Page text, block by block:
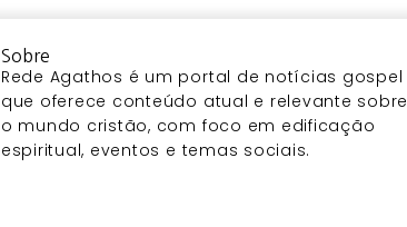
Sobre
Rede Agathos é um portal de notícias gospel
que oferece conteúdo atual e relevante sobre
o mundo cristão, com foco em edificação
espiritual, eventos e temas sociais.